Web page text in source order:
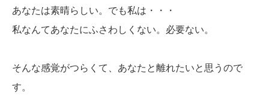
あなたは素晴らしい。でも私は・・・
私なんてあなたにふさわしくない。必要ない。
そんな感覚がつらくて、あなたと離れたいと思うので
す。